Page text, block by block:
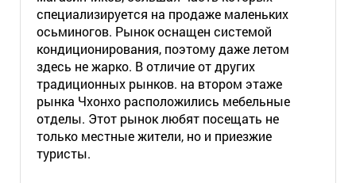
специализируется на продаже маленьких
осьминогов. Рынок оснащен системой
кондиционирования, поэтому даже летом
здесь не жарко. В отличие от других
традиционных рынков. на втором этаже
рынка Чхонхо расположились мебельные
отделы. Этот рынок любят посещать не
только местные жители, но и приезжие
туристы.